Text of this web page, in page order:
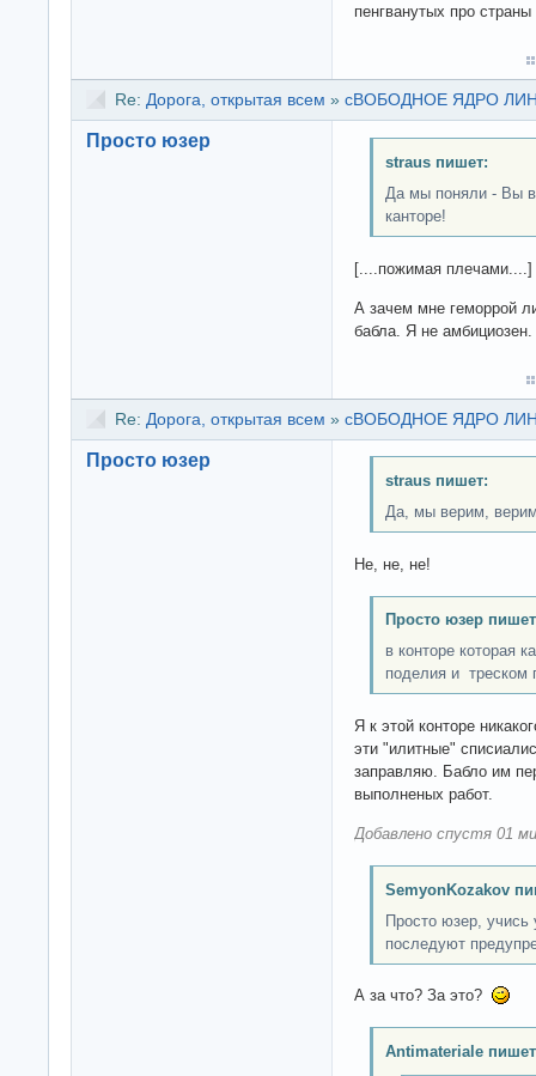
пенгванутых про страны
Re: Дорога, открытая всем » сВОБОДНОЕ ЯДРО
Просто юзер
straus пишет:
Да мы поняли - Вы
канторе!
[....пожимая плечами....]
А зачем мне геморрой
бабла. Я не амбициозен.
Re: Дорога, открытая всем » сВОБОДНОЕ ЯДРО
Просто юзер
straus пишет:
Да, мы верим,
Не, не, не!
Просто юзер
в конторе которая
поделия и треском
Я к этой конторе
эти "илитные"
заправляю. Бабло им
выполненых работ.
Добавлено спустя 01
SemyonKozakov
Просто юзер, учись
последуют
А за что? За это?
Antimateriale